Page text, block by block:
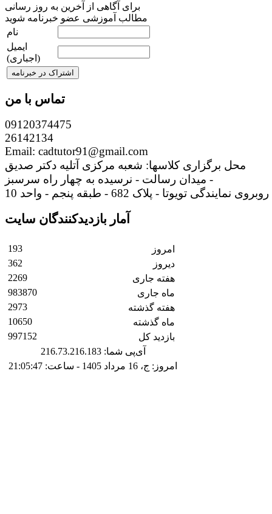
برای آگاهی از آخرین به روز رسانی
مطالب آموزشی عضو خبرنامه شوید
نام
ایمیل
(اجباری)
تماس با من
09120374475
26142134
Email: cadtutor91@gmail.com
محل برگزاری کلاسها: شعبه مرکزی آتلیه دکتر صدیق
میدان رسالت - نرسیده به چهار راه سرسبز -
روبروی نمایندگی تویوتا - پلاک 682 - طبقه پنجم - واحد 10
آمار بازدیدکنندگان سایت
امروز
دیروز
هفته جاری
ماه جاری
هفته گذشته
ماه گذشته
بازدید کل
193
362
2269
983870
2973
10650
997152
آی‌پی شما: 216.73.216.183
امروز: ج، 16 مرداد 1405 - ساعت: 21:05:47